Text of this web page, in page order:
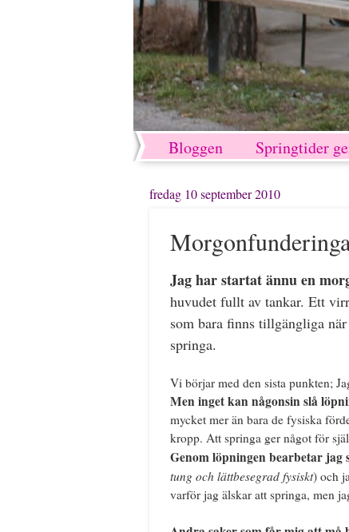
Bloggen Springtider
fredag 10 september 2010
Jag har startat ännu en
huvudet fullt av tankar. Ett
som bara finns tillgängliga
springa.
Vi börjar med den sista punkten;
Men inget kan någonsin slå
mycket mer än bara de fysiska
kropp. Att springa ger något för
Genom löpningen bearbetar jag
tung och lättbesegrad fysiskt) och
varför jag älskar att springa, men